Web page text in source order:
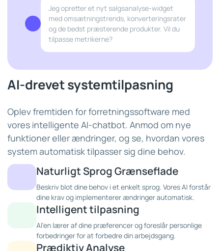
Jeg opretter et nyt salgsanalyse-widget
med omsætningstrends, konverteringsrater
og de bedst præsterende produkter. Vil du
tilpasse metrikerne?
AI-drevet systemtilpasning
Oplev fremtiden for forretningssoftware med
vores intelligente AI-chatbot. Anmod om nye
funktioner eller ændringer, og se, hvordan vores
system automatisk tilpasser sig dine behov.
Naturligt Sprog Grænseflade
Beskriv blot dine behov i et enkelt sprog. Vores AI forstår
dine krav og implementerer ændringer automatisk.
Intelligent tilpasning
AI'en lærer af dine præferencer og foreslår personlige
forbedringer for at forbedre din arbejdsgang.
Prædiktiv Analyse